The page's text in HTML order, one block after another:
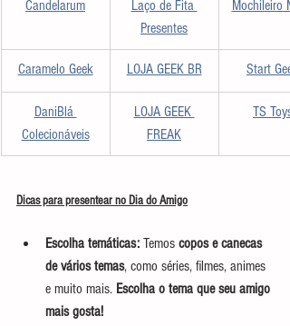
Candelarum
Laço de Fita
Presentes
Mochileiro
Caramelo Geek LOJA GEEK BR Start Geek
DaniBlá
Colecionáveis
LOJA GEEK
FREAK
TS Toys
Dicas para presentear no Dia do Amigo
Escolha temáticas: Temos copos e canecas
de vários temas, como séries, filmes, animes
e muito mais. Escolha o tema que seu amigo
mais gosta!